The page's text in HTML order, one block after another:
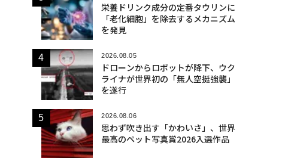
栄養ドリンク成分の定番タウリンに
「老化細胞」を除去するメカニズム
を発見
2026.08.05
ドローンからロボットが降下、ウク
ライナが世界初の「無人空挺強襲」
を遂行
2026.08.06
思わず吹き出す「かわいさ」、世界
最高のペット写真賞2026入選作品